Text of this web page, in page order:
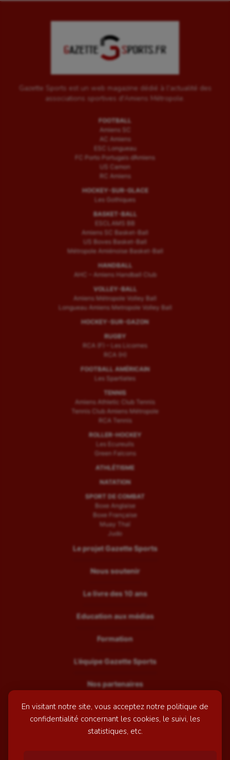
En visitant notre site, vous acceptez notre politique de
confidentialité concernant les cookies, le suivi, les
statistiques, etc.
Gazette Sports est un web magazine dédié à l'actualité des
associations sportives d'Amiens Métropole.
FOOTBALL
Amiens SC
AC Amiens
ESC Longueau
FC Porto Portugais d’Amiens
US Camon
RC Amiens
HOCKEY-SUR-GLACE
Les Gothiques
BASKET-BALL
ESCLAMS BB
Amiens SC Basket-Ball
US Boves Basket-Ball
Métropole Amiénoise Basket-Ball
HANDBALL
AHC – Amiens Handball Club
VOLLEY-BALL
Amiens Métropole Volley Ball
Longueau Amiens Metropole Volley Ball
HOCKEY-SUR-GAZON
RUGBY
RCA (F) – Les Licornes
RCA (H)
FOOTBALL AMÉRICAIN
Les Spartiates
TENNIS
Amiens Athletic Club Tennis
Tennis Club Amiens Métropole
RCA Tennis
ROLLER-HOCKEY
Les Ecureuils
Green Falcons
ATHLÉTISME
NATATION
SPORT DE COMBAT
Boxe Anglaise
Boxe Française
Muay Thaï
Judo
Le projet Gazette Sports
Nous soutenir
Le livre des 10 ans
Education aux médias
Formation
L’équipe Gazette Sports
Nos partenaires
Recrutement
Mentions légales